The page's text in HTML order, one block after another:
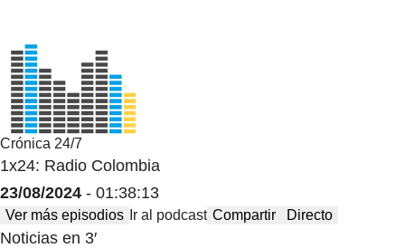
Crónica 24/7
1x24: Radio Colombia
23/08/2024 - 01:38:13
Ver más episodios Ir al podcast Compartir Directo
Noticias en 3′